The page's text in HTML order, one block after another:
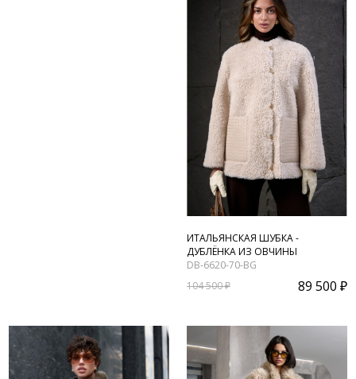
ИТАЛЬЯНСКАЯ ШУБКА -
ДУБЛЁНКА ИЗ ОВЧИНЫ
DB-6620-70-BG
104 500 ₽
89 500 ₽